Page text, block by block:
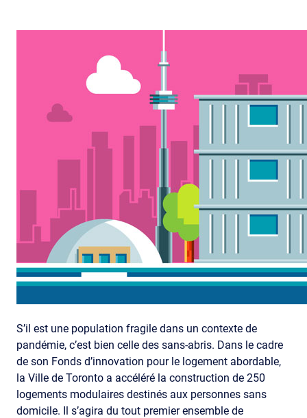
S’il est une population fragile dans un contexte de
pandémie, c’est bien celle des sans-abris. Dans le cadre
de son Fonds d’innovation pour le logement abordable,
la Ville de Toronto a accéléré la construction de 250
logements modulaires destinés aux personnes sans
domicile. Il s’agira du tout premier ensemble de